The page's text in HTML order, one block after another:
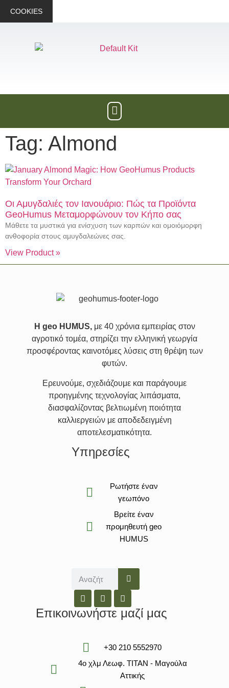
COOKIES
Tag: Almond
Οι Αμυγδαλιές τον Ιανουάριο: Πώς τα Προϊόντα
GeoHumus Μεταμορφώνουν τον Κήπο σας
Μάθετε τα μυστικά για ενίσχυση των καρπών και ομοιόμορφη
ανθοφορία στους αμυγδαλεώνες σας.
View Product »
Η geo HUMUS,με 40 χρόνια εμπειρίας στον
αγροτικό τομέα, στηρίζει την ελληνική γεωργία
προσφέροντας καινοτόμες λύσεις στη θρέψη των
φυτών.
Ερευνούμε, σχεδιάζουμε και παράγουμε
προηγμένης τεχνολογίας λιπάσματα,
διασφαλίζοντας βελτιωμένη ποιότητα
καλλιεργειών με αποδεδειγμένη
αποτελεσματικότητα.
Υπηρεσίες
Ρωτήστε έναν
γεωπόνο
Βρείτε έναν
προμηθευτή geo
HUMUS
Επικοινωνήστε μαζί μας
+30 210 5552970
4ο χλμ Λεωφ. ΤΙΤΑΝ - Μαγούλα
Αττικής